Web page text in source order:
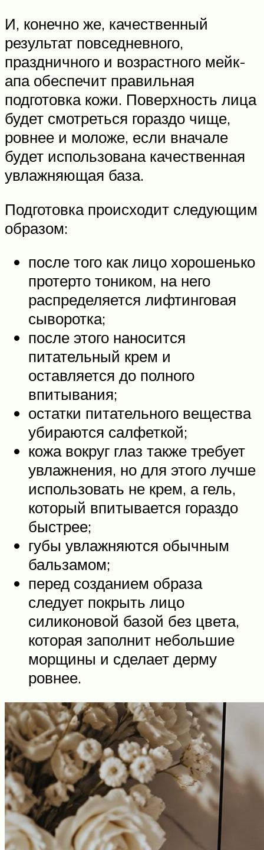
И, конечно же, качественный
результат повседневного,
праздничного и возрастного мейк-
апа обеспечит правильная
подготовка кожи. Поверхность лица
будет смотреться гораздо чище,
ровнее и моложе, если вначале
будет использована качественная
увлажняющая база.
Подготовка происходит следующим
образом:
после того как лицо хорошенько
протерто тоником, на него
распределяется лифтинговая
сыворотка;
после этого наносится
питательный крем и
оставляется до полного
впитывания;
остатки питательного вещества
убираются салфеткой;
кожа вокруг глаз также требует
увлажнения, но для этого лучше
использовать не крем, а гель,
который впитывается гораздо
быстрее;
губы увлажняются обычным
бальзамом;
перед созданием образа
следует покрыть лицо
силиконовой базой без цвета,
которая заполнит небольшие
морщины и сделает дерму
ровнее.